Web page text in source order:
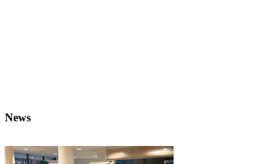
News